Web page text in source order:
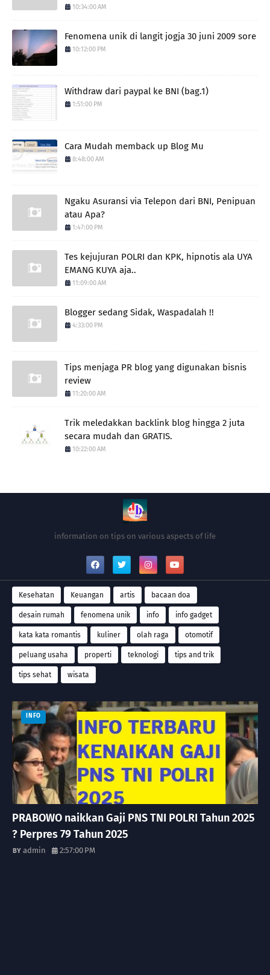
10:34:00 AM
Fenomena unik di langit jogja 30 juni 2009 sore
10:12:00 PM
Withdraw dari paypal ke BNI (bag.1)
1:51:00 PM
Cara Mudah memback up Blog Mu
8:48:00 AM
Ngaku Asuransi via Telepon dari BNI, Penipuan
atau Apa?
1:47:00 PM
Tes kejujuran POLRI dan KPK, hipnotis ala UYA
EMANG KUYA aja..
11:09:00 AM
Blogger sedang Sidak, Waspadalah !!
4:33:00 PM
Tips menjaga PR blog yang digunakan bisnis
review
11:20:00 AM
Trik meledakkan backlink blog hingga 2 juta
secara mudah dan GRATIS.
10:22:00 AM
information on tips on various aspects of life
Kesehatan Keuangan artis bacaan doa
desain rumah fenomena unik info info gadget
kata kata romantis kuliner olah raga otomotif
peluang usaha properti teknologi tips and trik
tips sehat wisata
INFO
PRABOWO naikkan Gaji PNS TNI POLRI Tahun 2025
? Perpres 79 Tahun 2025
admin 2:57:00 PM